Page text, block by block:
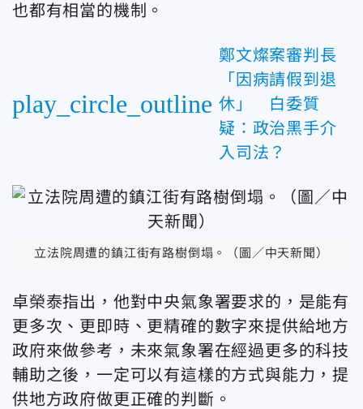
也都有相當的機制。
play_circle_outline
鄭文燦案審判長
「因病請假到退
休」 白委質
疑：政治黑手介
入司法？
立法院周遭的鎮江街有路樹倒塌。（圖／中天新聞）
卓榮泰指出，他對中央氣象署要求的，是能有
更多次、更即時、更精確的數字來提供給地方
政府來做參考，未來氣象署在經過更多的科技
輔助之後，一定可以有這樣的方式與能力，提
供地方政府做更正確的判斷。